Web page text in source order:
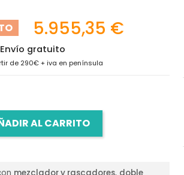
5.955,35 €
Envío gratuito
de 290€ + iva en península
AL CARRITO